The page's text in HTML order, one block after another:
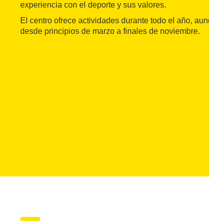
experiencia con el deporte y sus valores.
El centro ofrece actividades durante todo el año,
desde principios de marzo a finales de noviembre.